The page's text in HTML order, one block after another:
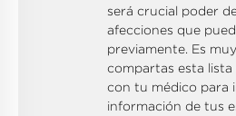
será crucial poder
afecciones que
previamente. Es
compartas esta
con tu médico para
información de tus